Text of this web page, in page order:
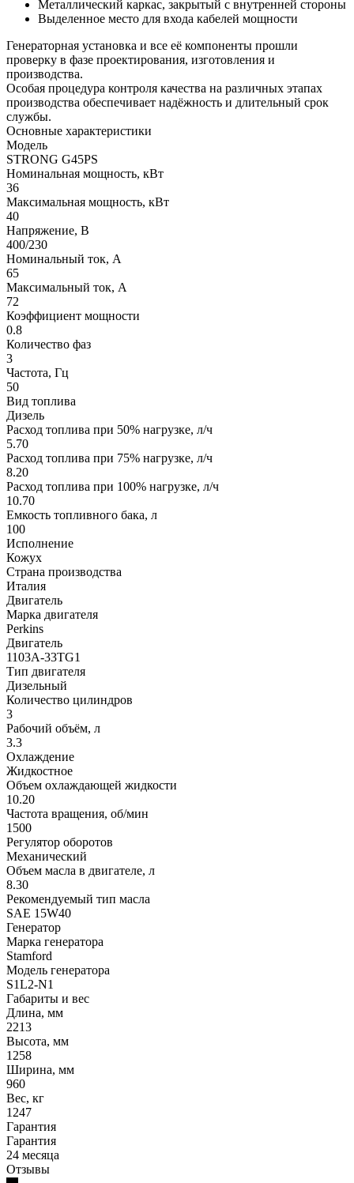
Металлический каркас, закрытый с внутренней стороны
Выделенное место для входа кабелей мощности
Генераторная установка и все её компоненты прошли
проверку в фазе проектирования, изготовления и
производства.
Особая процедура контроля качества на различных этапах
производства обеспечивает надёжность и длительный срок
службы.
Основные характеристики
Модель
STRONG G45PS
Номинальная мощность, кВт
36
Максимальная мощность, кВт
40
Напряжение, В
400/230
Номинальный ток, А
65
Максимальный ток, А
72
Коэффициент мощности
0.8
Количество фаз
3
Частота, Гц
50
Вид топлива
Дизель
Расход топлива при 50% нагрузке, л/ч
5.70
Расход топлива при 75% нагрузке, л/ч
8.20
Расход топлива при 100% нагрузке, л/ч
10.70
Емкость топливного бака, л
100
Исполнение
Кожух
Страна производства
Италия
Двигатель
Марка двигателя
Perkins
Двигатель
1103A-33TG1
Тип двигателя
Дизельный
Количество цилиндров
3
Рабочий объём, л
3.3
Охлаждение
Жидкостное
Объем охлаждающей жидкости
10.20
Частота вращения, об/мин
1500
Регулятор оборотов
Механический
Объем масла в двигателе, л
8.30
Рекомендуемый тип масла
SAE 15W40
Генератор
Марка генератора
Stamford
Модель генератора
S1L2-N1
Габариты и вес
Длина, мм
2213
Высота, мм
1258
Ширина, мм
960
Вес, кг
1247
Гарантия
Гарантия
24 месяца
Отзывы